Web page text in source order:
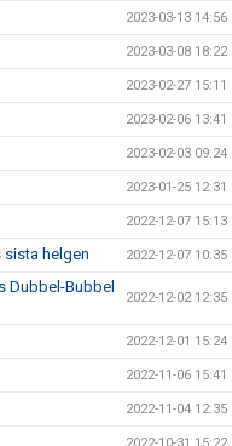
2023-03-13 14:56
2023-03-08 18:22
2023-02-27 15:11
2023-02-06 13:41
2023-02-03 09:24
2023-01-25 12:31
2022-12-07 15:13
sista helgen 2022-12-07 10:35
Dubbel-Bubbel
2022-12-02 12:35
2022-12-01 15:24
2022-11-06 15:41
2022-11-04 12:35